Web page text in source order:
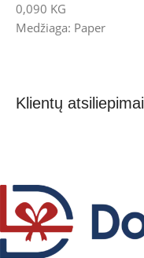
0,090 KG
Medžiaga: Paper
Klientų atsiliepimai